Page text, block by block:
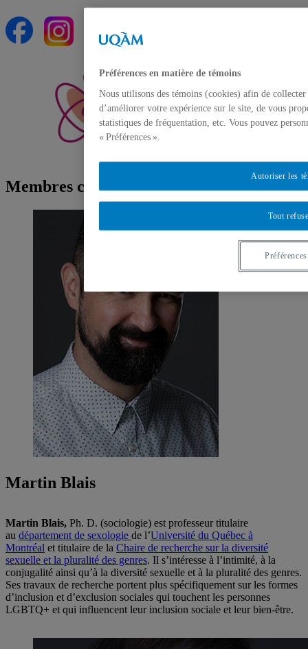
Membres chercheur.es
Martin Blais
Martin Blais, Ph. D. (sociologie) est professeur titulaire
au département de sexologie de l’Université du Québec à
Montréal et titulaire de la Chaire de recherche sur la diversité
sexuelle et la pluralité des genres. Il s’intéresse à l’intimité, à la
conjugalité ainsi qu’à la diversité sexuelle et à la pluralité des genres.
Ses travaux de recherche portent plus spécifiquement sur les formes
d’inclusion et d’exclusion sociales qui touchent les personnes
LGBTQ+ et qui influencent leur inclusion sociale et leur bien-être.
Préférences en matière de témoins
Nous utilisons des témoins (cookies) afin de
d’améliorer votre expérience sur le site, de vous
statistiques de fréquentation, etc. Vous pouvez
« Préférences ».
Tout
Autoriser les
Préférences